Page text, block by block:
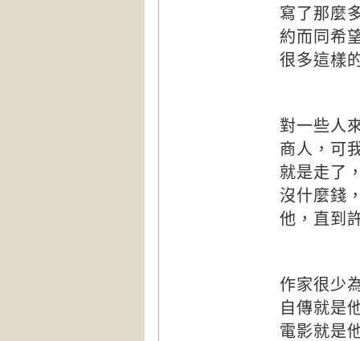
寫了那麼
約而同希
很多這樣
對一些人
商人，可
就是走了
沒什麼錢
他，直到
作家很少
自傳就是
電影就是